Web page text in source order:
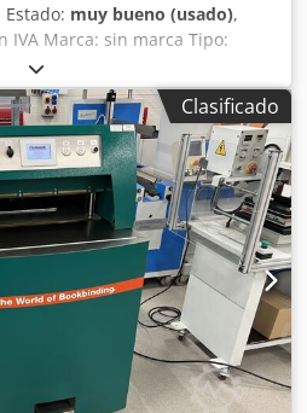
Estado: muy bueno (usado),
IVA Marca: sin marca Tipo:
CBL 50-200/200 Djdpoy
fabricante: 2 Estado del
Clasificado